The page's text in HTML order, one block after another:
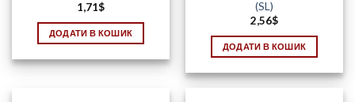
1,71$
ДОДАТИ В КОШИК
(SL)
2,56$
ДОДАТИ В КОШИК